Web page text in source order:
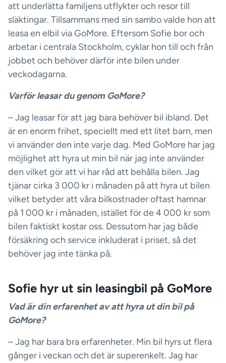
att underlätta familjens utflykter och resor till
släktingar. Tillsammans med sin sambo valde hon att
leasa en elbil via GoMore. Eftersom Sofie bor och
arbetar i centrala Stockholm, cyklar hon till och från
jobbet och behöver därför inte bilen under
veckodagarna.
Varför leasar du genom GoMore?
– Jag leasar för att jag bara behöver bil ibland. Det
är en enorm frihet, speciellt med ett litet barn, men
vi använder den inte varje dag. Med GoMore har jag
möjlighet att hyra ut min bil när jag inte använder
den vilket gör att vi har råd att behålla bilen. Jag
tjänar cirka 3 000 kr i månaden på att hyra ut bilen
vilket betyder att våra bilkostnader oftast hamnar
på 1 000 kr i månaden, istället för de 4 000 kr som
bilen faktiskt kostar oss. Dessutom har jag både
försäkring och service inkluderat i priset, så det
behöver jag inte tänka på.
Sofie hyr ut sin leasingbil på GoMore
Vad är din erfarenhet av att hyra ut din bil på
GoMore?
– Jag har bara bra erfarenheter. Min bil hyrs ut flera
gånger i veckan och det är superenkelt. Jag har